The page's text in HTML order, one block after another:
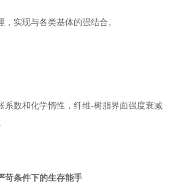
实现与各类基体的强结合。
数和化学惰性， 纤维-树脂界面强度衰减
苛条件下的生存能手